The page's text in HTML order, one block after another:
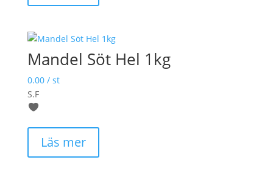
Mandel Söt Hel 1kg
0.00/ st
S.F
Läs mer